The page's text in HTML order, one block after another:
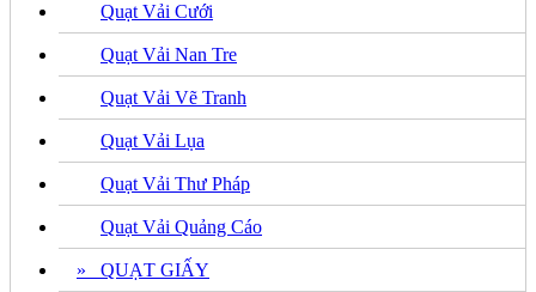
Quạt Vải Cưới
Quạt Vải Nan Tre
Quạt Vải Vẽ Tranh
Quạt Vải Lụa
Quạt Vải Thư Pháp
Quạt Vải Quảng Cáo
» QUẠT GIẤY